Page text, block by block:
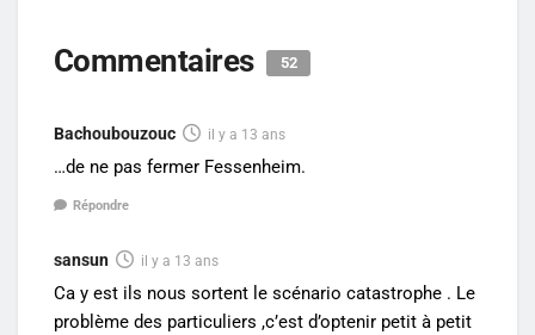
Commentaires 52
Bachoubouzouc il y a 13 ans
…de ne pas fermer Fessenheim.
Répondre
sansun il y a 13 ans
Ca y est ils nous sortent le scénario catastrophe . Le
problème des particuliers ,c’est d’optenir petit à petit